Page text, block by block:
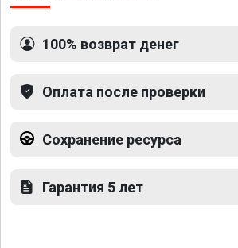
100% возврат денег
Оплата после проверки
Сохранение ресурса
Гарантия 5 лет